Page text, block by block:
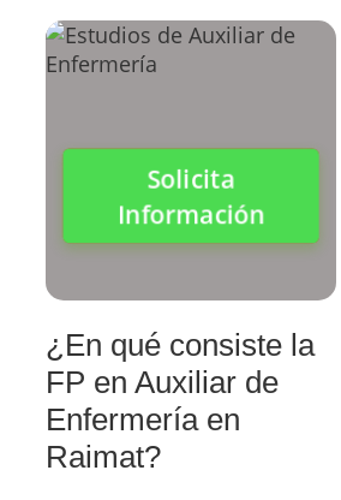
Solicita
Información
¿En qué consiste la
FP en Auxiliar de
Enfermería en
Raimat?